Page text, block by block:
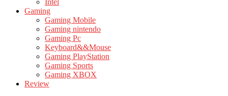
Intel
Gaming
Gaming Mobile
Gaming nintendo
Gaming Pc
Keyboard&&Mouse
Gaming PlayStation
Gaming Sports
Gaming XBOX
Review